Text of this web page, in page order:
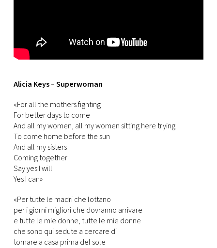
Alicia Keys – Superwoman
«For all the mothers fighting
For better days to come
And all my women, all my women sitting here trying
To come home before the sun
And all my sisters
Coming together
Say yes I will
Yes I can»
«Per tutte le madri che lottano
per i giorni migliori che dovranno arrivare
e tutte le mie donne, tutte le mie donne
che sono qui sedute a cercare di
tornare a casa prima del sole